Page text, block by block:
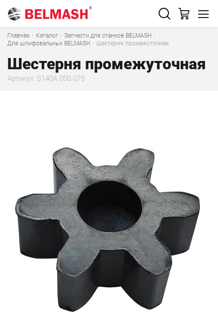
Главная · Каталог · Запчасти для станков BELMASH ·
Для шлифовальных BELMASH · Шестерня промежуточная
Шестерня промежуточная
Артикул: S140A.000.075